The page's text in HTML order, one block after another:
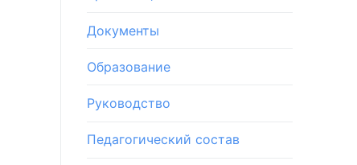
Документы
Образование
Руководство
Педагогический состав